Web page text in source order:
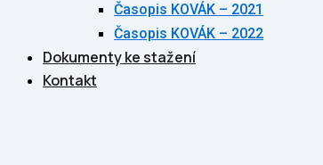
Časopis KOVÁK – 2021
Časopis KOVÁK – 2022
Dokumenty ke stažení
Kontakt